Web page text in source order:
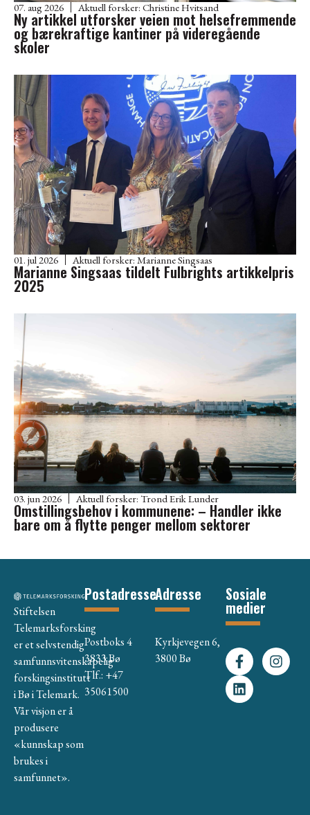
07. aug 2026 Aktuell forsker: Christine Hvitsand
Ny artikkel utforsker veien mot helsefremmende
og bærekraftige kantiner på videregående
skoler
01. jul 2026 Aktuell forsker: Marianne Singsaas
Marianne Singsaas tildelt Fulbrights artikkelpris
2025
03. jun 2026 Aktuell forsker: Trond Erik Lunder
Omstillingsbehov i kommunene: – Handler ikke
bare om å flytte penger mellom sektorer
Stiftelsen
Telemarksforsking
er et selvstendig
samfunnsvitenskapelig
forskingsinstitutt
i Bø i Telemark.
Vår visjon er å
produsere
«kunnskap som
brukes i
samfunnet».
Postadresse
Postboks 4
3833 Bø
Tlf.: +47
35061500
Adresse
Kyrkjevegen 6,
3800 Bø
Sosiale
medier